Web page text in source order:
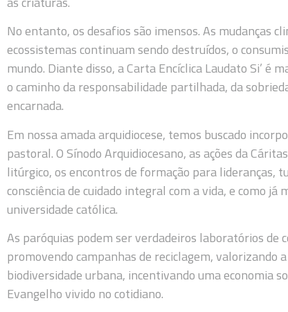
No entanto, os desafios são imensos. As mudanças
ecossistemas continuam sendo destruídos, o
mundo. Diante disso, a Carta Encíclica Laudato Si’ é
o caminho da responsabilidade partilhada, da
encarnada.
Em nossa amada arquidiocese, temos buscado
pastoral. O Sínodo Arquidiocesano, as ações da
litúrgico, os encontros de formação para lideranças,
consciência de cuidado integral com a vida, e como já
universidade católica.
As paróquias podem ser verdadeiros laboratórios de
promovendo campanhas de reciclagem, valorizando
biodiversidade urbana, incentivando uma economia
Evangelho vivido no cotidiano.